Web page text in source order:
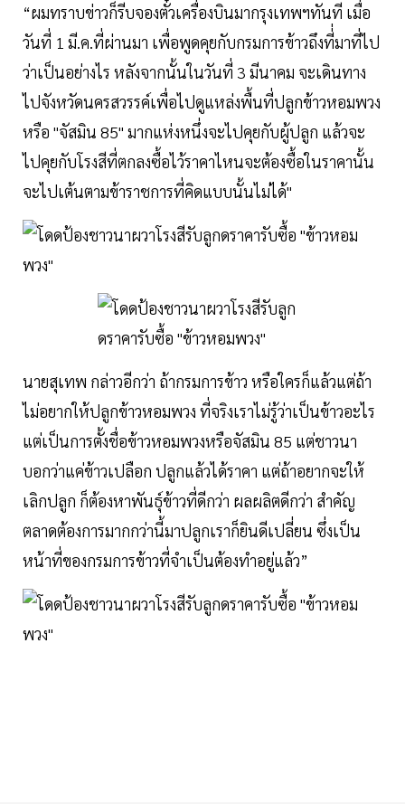
“ผมทราบข่าวก็รีบจองตั๋วเครื่องบินมากรุงเทพฯทันที เมื่อ
วันที่ 1 มี.ค.ที่ผ่านมา เพื่อพูดคุยกับกรมการข้าวถึงที่่มาที่ไป
ว่าเป็นอย่างไร หลังจากนั้นในวันที่ 3 มีนาคม จะเดินทาง
ไปจังหวัดนครสวรรค์เพื่อไปดูแหล่งพื้นที่ปลูกข้าวหอมพวง
หรือ "จัสมิน 85" มากแห่งหนึ่งจะไปคุยกับผู้ปลูก แล้วจะ
ไปคุยกับโรงสีที่ตกลงซื้อไว้ราคาไหนจะต้องซื้อในราคานั้น
จะไปเต้นตามข้าราชการที่คิดแบบนั้นไม่ได้"
นายสุเทพ กล่าวอีกว่า ถ้ากรมการข้าว หรือใครก็แล้วแต่ถ้า
ไม่อยากให้ปลูกข้าวหอมพวง ที่จริงเราไม่รู้ว่าเป็นข้าวอะไร
แต่เป็นการตั้งชื่อข้าวหอมพวงหรือจัสมิน 85 แต่ชาวนา
บอกว่าแค่ข้าวเปลือก ปลูกแล้วได้ราคา แต่ถ้าอยากจะให้
เลิกปลูก ก็ต้องหาพันธุ์ข้าวที่ดีกว่า ผลผลิตดีกว่า สำคัญ
ตลาดต้องการมากกว่านี้มาปลูกเราก็ยินดีเปลี่ยน ซึ่งเป็น
หน้าที่ของกรมการข้าวที่จำเป็นต้องทำอยู่แล้ว”